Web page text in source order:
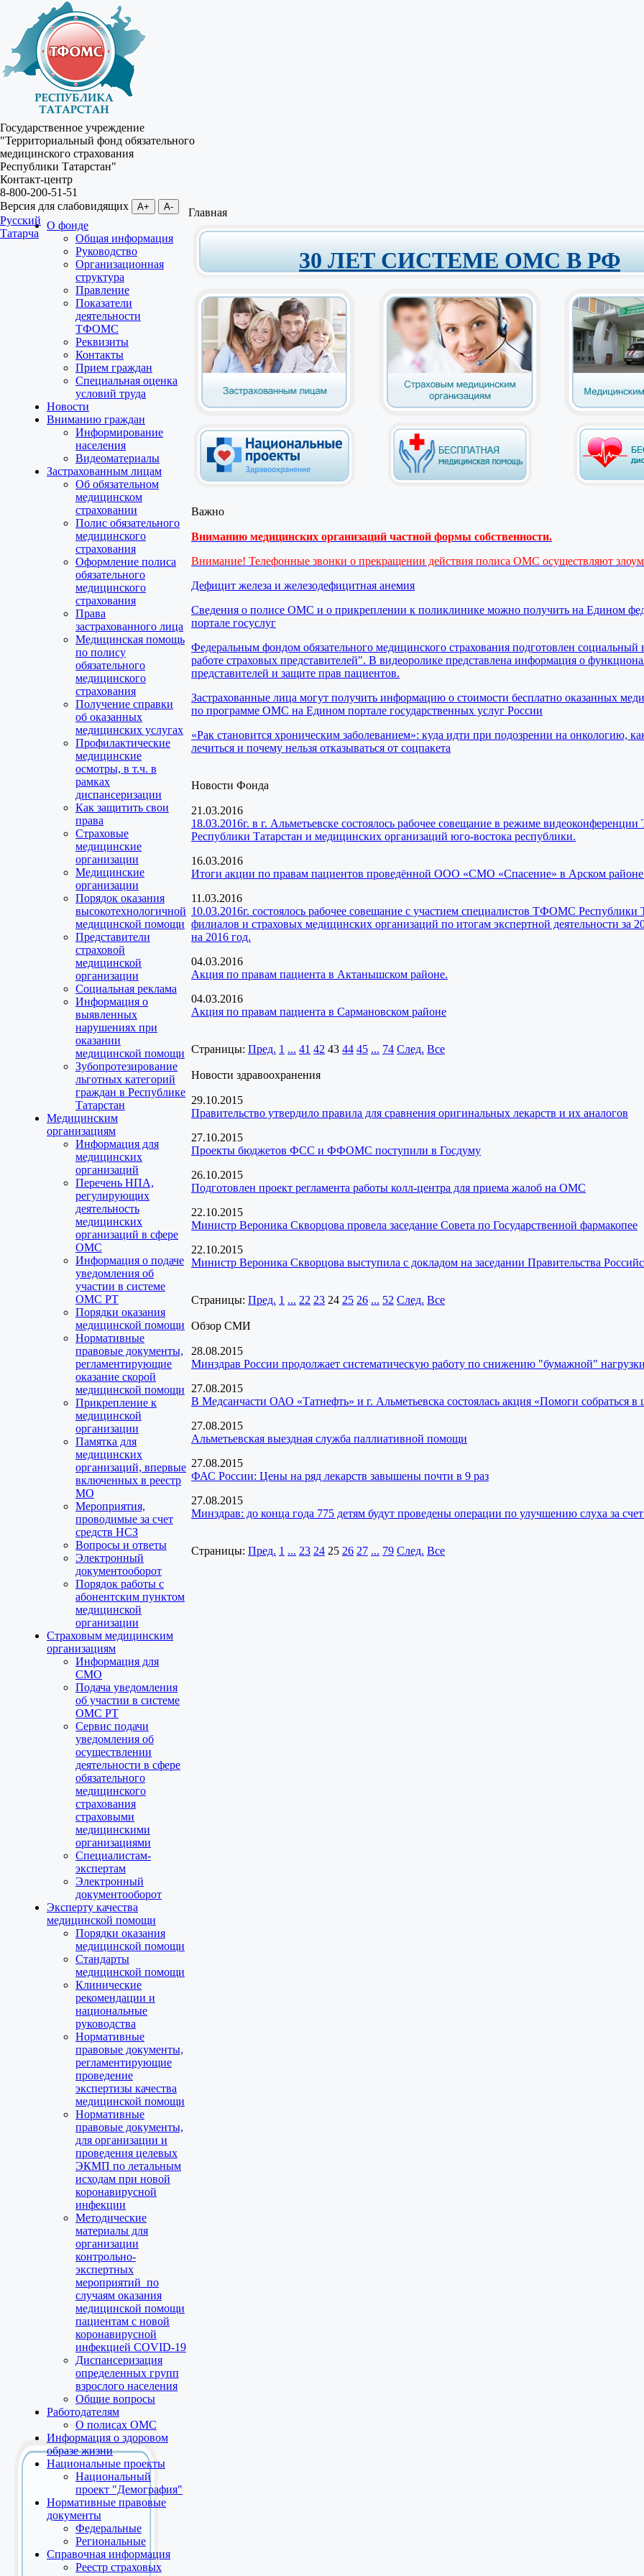
Государственное учреждение
"Территориальный фонд обязательного
медицинского страхования
Республики Татарстан"
Контакт-центр
8-800-200-51-51
Версия для слабовидящих
A+ A-
Русский
Татарча
О фонде
Общая информация
Руководство
Организационная
структура
Правление
Показатели
деятельности
ТФОМС
Реквизиты
Контакты
Прием граждан
Специальная оценка
условий труда
Новости
Вниманию граждан
Информирование
населения
Видеоматериалы
Застрахованным лицам
Об обязательном
медицинском
страховании
Полис обязательного
медицинского
страхования
Оформление полиса
обязательного
медицинского
страхования
Права
застрахованного лица
Медицинская помощь
по полису
обязательного
медицинского
страхования
Получение справки
об оказанных
медицинских услугах
Профилактические
медицинские
осмотры, в т.ч. в
рамках
диспансеризации
Как защитить свои
права
Страховые
медицинские
организации
Медицинские
организации
Порядок оказания
высокотехнологичной
медицинской помощи
Представители
страховой
медицинской
организации
Социальная реклама
Информация о
выявленных
нарушениях при
оказании
медицинской помощи
Зубопротезирование
льготных категорий
граждан в Республике
Татарстан
Медицинским
организациям
Информация для
медицинских
организаций
Перечень НПА,
регулирующих
деятельность
медицинских
организаций в сфере
ОМС
Информация о подаче
уведомления об
участии в системе
ОМС РТ
Порядки оказания
медицинской помощи
Нормативные
правовые документы,
регламентирующие
оказание скорой
медицинской помощи
Прикрепление к
медицинской
организации
Памятка для
медицинских
организаций, впервые
включенных в реестр
МО
Мероприятия,
проводимые за счет
средств НСЗ
Вопросы и ответы
Электронный
документооборот
Порядок работы с
абонентским пунктом
медицинской
организации
Страховым медицинским
организациям
Информация для
СМО
Подача уведомления
об участии в системе
ОМС РТ
Сервис подачи
уведомления об
осуществлении
деятельности в сфере
обязательного
медицинского
страхования
страховыми
медицинскими
организациями
Специалистам-
экспертам
Электронный
документооборот
Эксперту качества
медицинской помощи
Порядки оказания
медицинской помощи
Стандарты
медицинской помощи
Клинические
рекомендации и
национальные
руководства
Нормативные
правовые документы,
регламентирующие
проведение
экспертизы качества
медицинской помощи
Нормативные
правовые документы,
для организации и
проведения целевых
ЭКМП по летальным
исходам при новой
коронавирусной
инфекции
Методические
материалы для
организации
контрольно-
экспертных
мероприятий по
случаям оказания
медицинской помощи
пациентам с новой
коронавирусной
инфекцией COVID-19
Диспансеризация
определенных групп
взрослого населения
Общие вопросы
Работодателям
О полисах ОМС
Информация о здоровом
образе жизни
Национальные проекты
Национальный
проект "Демография"
Нормативные правовые
документы
Федеральные
Региональные
Справочная информация
Реестр страховых
Главная
30 ЛЕТ СИСТЕМЕ ОМС В РФ
Важно
Вниманию медицинских организаций частной формы собственности.
Внимание! Телефонные звонки о прекращении действия полиса ОМС осуществляют
Дефицит железа и железодефицитная анемия
Сведения о полисе ОМС и о прикреплении к поликлинике можно получить на Едином
портале госуслуг
Федеральным фондом обязательного медицинского страхования подготовлен
работе страховых представителей". В видеоролике представлена информация о
представителей и защите прав пациентов.
Застрахованные лица могут получить информацию о стоимости бесплатно оказанных
по программе ОМС на Едином портале государственных услуг России
«Рак становится хроническим заболеванием»: куда идти при подозрении на онкологию,
лечиться и почему нельзя отказываться от соцпакета
Новости Фонда
21.03.2016
18.03.2016г. в г. Альметьевске состоялось рабочее совещание в режиме
Республики Татарстан и медицинских организаций юго-востока республики.
16.03.2016
Итоги акции по правам пациентов проведённой ООО «СМО «Спасение» в Арском
11.03.2016
10.03.2016г. состоялось рабочее совещание с участием специалистов ТФОМС Республики
филиалов и страховых медицинских организаций по итогам экспертной деятельности за
на 2016 год.
04.03.2016
Акция по правам пациента в Актанышском районе.
04.03.2016
Акция по правам пациента в Сармановском районе
Страницы: Пред. 1 ... 41 42 43 44 45 ... 74 След. Все
Новости здравоохранения
29.10.2015
Правительство утвердило правила для сравнения оригинальных лекарств и их аналогов
27.10.2015
Проекты бюджетов ФСС и ФФОМС поступили в Госдуму
26.10.2015
Подготовлен проект регламента работы колл-центра для приема жалоб на ОМС
22.10.2015
Министр Вероника Скворцова провела заседание Совета по Государственной фармакопее
22.10.2015
Министр Вероника Скворцова выступила с докладом на заседании Правительства
Страницы: Пред. 1 ... 22 23 24 25 26 ... 52 След. Все
Обзор СМИ
28.08.2015
Минздрав России продолжает систематическую работу по снижению "бумажной"
27.08.2015
В Медсанчасти ОАО «Татнефть» и г. Альметьевска состоялась акция «Помоги собраться в
27.08.2015
Альметьевская выездная служба паллиативной помощи
27.08.2015
ФАС России: Цены на ряд лекарств завышены почти в 9 раз
27.08.2015
Минздрав: до конца года 775 детям будут проведены операции по улучшению слуха за
Страницы: Пред. 1 ... 23 24 25 26 27 ... 79 След. Все